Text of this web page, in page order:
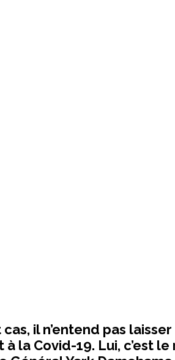
cas, il n’entend pas
à la Covid-19. Lui, c’est